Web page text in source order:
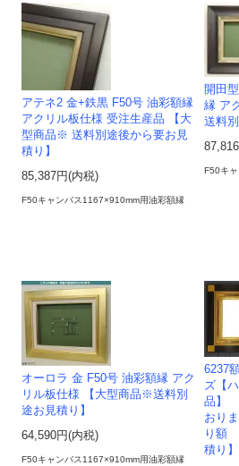
アテネ2 金+鉄黒 F50号 油彩額縁
アクリル板仕様 受注生産品 【大
型商品※ 送料別途後から要お見
積り】
85,387円(内税)
F50キャンバス1167×910mm用油彩額縁
開田
縁 ア
送料
F50キ
オーロラ 金 F50号 油彩額縁 アク
リル板仕様 【大型商品※送料別
途お見積り】
64,590円(内税)
F50キャンバス1167×910mm用油彩額縁
6237
ズ【
品】
おり
り額
積り】